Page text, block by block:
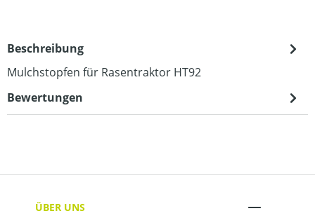
Beschreibung
Mulchstopfen für Rasentraktor HT92
Bewertungen
ÜBER UNS